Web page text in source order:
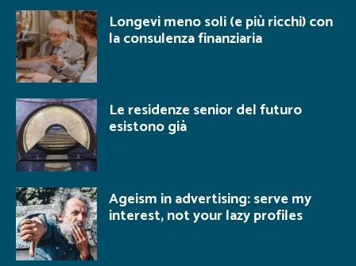
Longevi meno soli (e più ricchi) con
la consulenza finanziaria
Le residenze senior del futuro
esistono già
Ageism in advertising: serve my
interest, not your lazy profiles